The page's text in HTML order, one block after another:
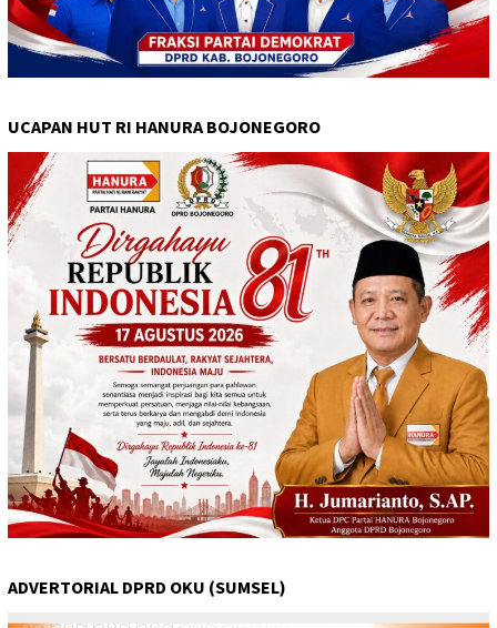
UCAPAN HUT RI HANURA BOJONEGORO
ADVERTORIAL DPRD OKU (SUMSEL)